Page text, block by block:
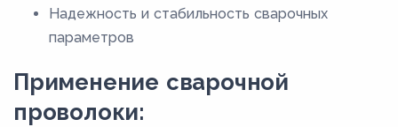
Надежность и стабильность сварочных
параметров
Применение сварочной
проволоки: